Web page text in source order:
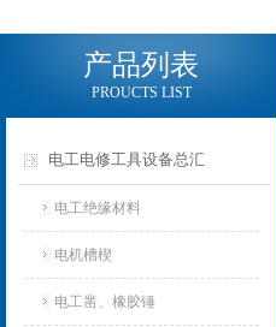
产品列表
PROUCTS LIST
电工电修工具设备总汇
电工绝缘材料
电机槽楔
电工凿、橡胶锤